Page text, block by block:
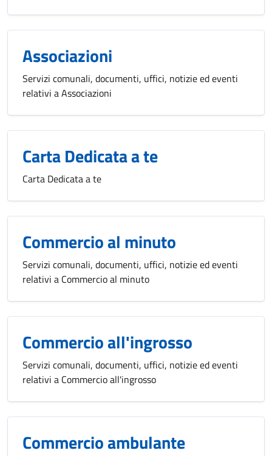
Associazioni
Servizi comunali, documenti, uffici, notizie ed eventi
relativi a Associazioni
Carta Dedicata a te
Carta Dedicata a te
Commercio al minuto
Servizi comunali, documenti, uffici, notizie ed eventi
relativi a Commercio al minuto
Commercio all'ingrosso
Servizi comunali, documenti, uffici, notizie ed eventi
relativi a Commercio all'ingrosso
Commercio ambulante